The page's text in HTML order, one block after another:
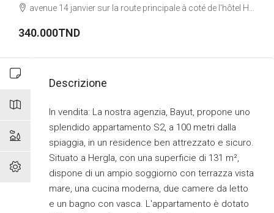
avenue 14 janvier sur la route principale à coté de l'hôtel Hana palace
340.000TND
Descrizione
In vendita: La nostra agenzia, Bayut, propone uno
splendido appartamento S2, a 100 metri dalla
spiaggia, in un residence ben attrezzato e sicuro.
Situato a Hergla, con una superficie di 131 m²,
dispone di un ampio soggiorno con terrazza vista
mare, una cucina moderna, due camere da letto
e un bagno con vasca. L'appartamento è dotato